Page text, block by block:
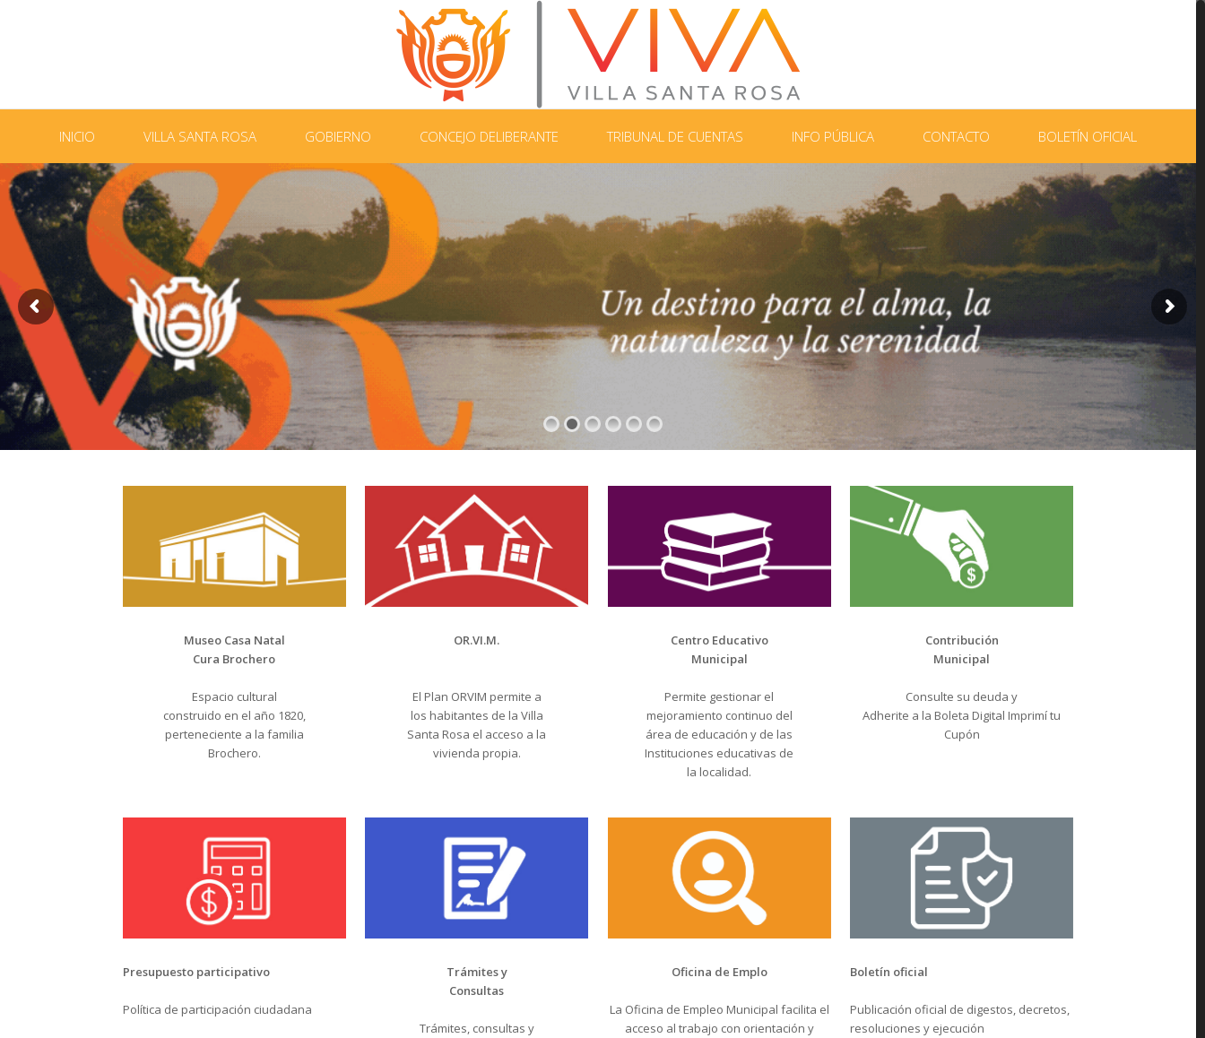
INICIO VILLA SANTA ROSA GOBIERNO CONCEJO DELIBERANTE TRIBUNAL DE CUENTAS INFO PÚBLICA CONTACTO BOLETÍN OFICIAL
Museo Casa Natal
Cura Brochero
Espacio cultural
construido en el año 1820,
perteneciente a la familia
Brochero.
OR.VI.M.
El Plan ORVIM permite a
los habitantes de la Villa
Santa Rosa el acceso a la
vivienda propia.
Centro Educativo
Municipal
Permite gestionar el
mejoramiento continuo del
área de educación y de las
Instituciones educativas de
la localidad.
Contribución
Municipal
Consulte su deuda y
Adherite a la Boleta Digital Imprimí tu
Cupón
Presupuesto participativo
Política de participación ciudadana
Trámites y
Consultas
Trámites, consultas y
Oficina de Emplo
La Oficina de Empleo Municipal facilita el
acceso al trabajo con orientación y
Boletín oficial
Publicación oficial de digestos, decretos,
resoluciones y ejecución